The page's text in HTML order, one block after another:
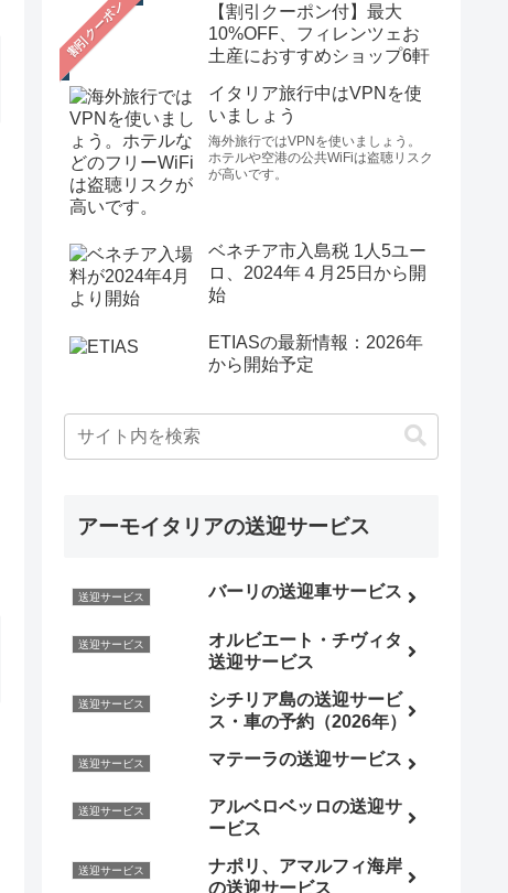
【割引クーポン付】最大
10%OFF、フィレンツェお
土産におすすめショップ6軒
イタリア旅行中はVPNを使
いましょう
海外旅行ではVPNを使いましょう。
ホテルや空港の公共WiFiは盗聴リスク
が高いです。
ベネチア市入島税 1人5ユー
ロ、2024年４月25日から開
始
ETIASの最新情報：2026年
から開始予定
アーモイタリアの送迎サービス
送迎サービス バーリの送迎車サービス
送迎サービス
オルビエート・チヴィタ
送迎サービス
送迎サービス
シチリア島の送迎サービ
ス・車の予約（2026年）
送迎サービス マテーラの送迎サービス
送迎サービス
アルベロベッロの送迎サ
ービス
送迎サービス
ナポリ、アマルフィ海岸
の送迎サービス